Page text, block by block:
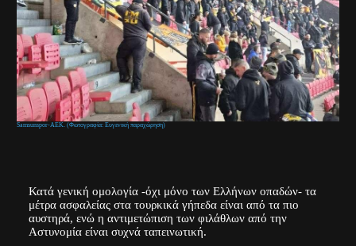
Samsunspor-ΑΕΚ. (Φωτογραφία: Ευγενική παραχώρηση)
Κατά γενική ομολογία -όχι μόνο των Ελλήνων οπαδών- τα
μέτρα ασφαλείας στα τουρκικά γήπεδα είναι από τα πιο
αυστηρά, ενώ η αντιμετώπιση των φιλάθλων από την
Αστυνομία είναι συχνά ταπεινωτική.